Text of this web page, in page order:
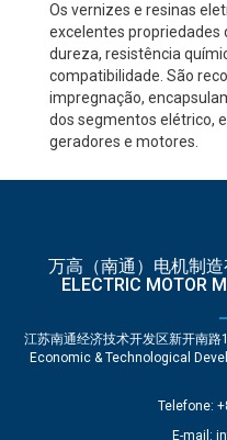
Os vernizes e resinas
excelentes propriedades
dureza, resistência
compatibilidade. São
impregnação,
dos segmentos elétrico,
geradores e motores.
万高（南通）电机制造
ELECTRIC MOTOR
江苏南通经济技术开发区新开南
Economic & Technological
Telefone:
E-mail: